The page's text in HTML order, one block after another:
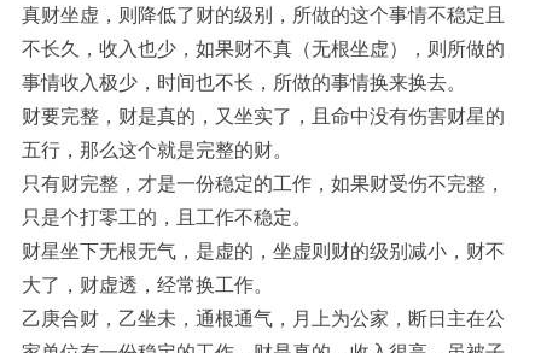
真财坐虚，则降低了财的级别，所做的这个事情不稳定且
不长久，收入也少，如果财不真（无根坐虚），则所做的
事情收入极少，时间也不长，所做的事情换来换去。
财要完整，财是真的，又坐实了，且命中没有伤害财星的
五行，那么这个就是完整的财。
只有财完整，才是一份稳定的工作，如果财受伤不完整，
只是个打零工的，且工作不稳定。
财星坐下无根无气，是虚的，坐虚则财的级别减小，财不
大了，财虚透，经常换工作。
乙庚合财，乙坐未，通根通气，月上为公家，断日主在公